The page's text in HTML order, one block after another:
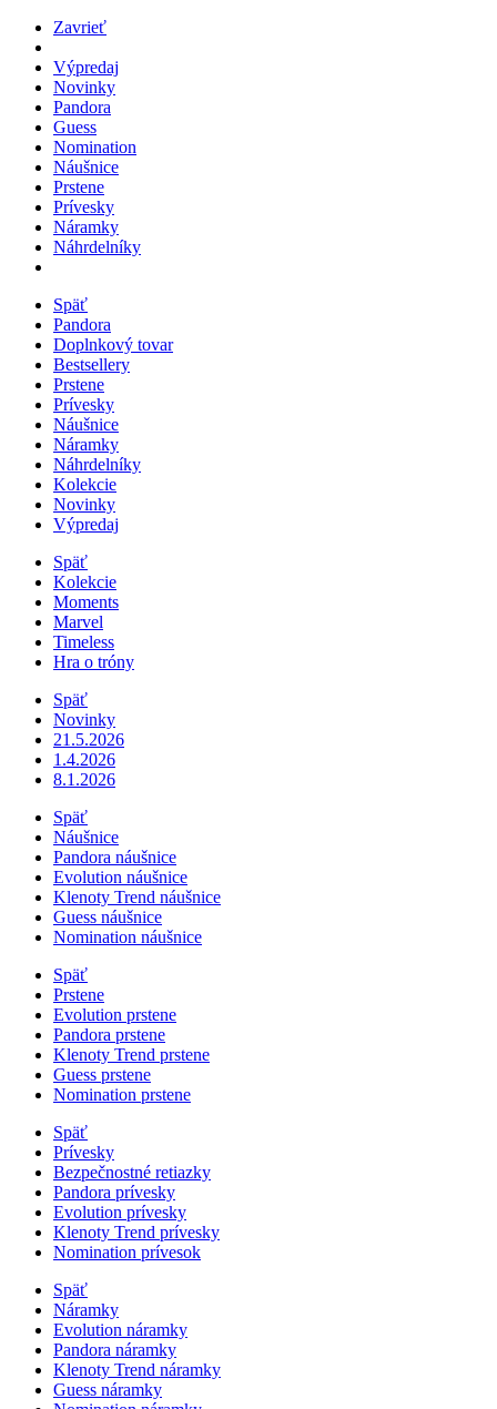
Zavrieť
Výpredaj
Novinky
Pandora
Guess
Nomination
Náušnice
Prstene
Prívesky
Náramky
Náhrdelníky
Späť
Pandora
Doplnkový tovar
Bestsellery
Prstene
Prívesky
Náušnice
Náramky
Náhrdelníky
Kolekcie
Novinky
Výpredaj
Späť
Kolekcie
Moments
Marvel
Timeless
Hra o tróny
Späť
Novinky
21.5.2026
1.4.2026
8.1.2026
Späť
Náušnice
Pandora náušnice
Evolution náušnice
Klenoty Trend náušnice
Guess náušnice
Nomination náušnice
Späť
Prstene
Evolution prstene
Pandora prstene
Klenoty Trend prstene
Guess prstene
Nomination prstene
Späť
Prívesky
Bezpečnostné retiazky
Pandora prívesky
Evolution prívesky
Klenoty Trend prívesky
Nomination prívesok
Späť
Náramky
Evolution náramky
Pandora náramky
Klenoty Trend náramky
Guess náramky